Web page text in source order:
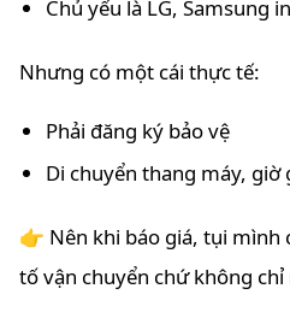
Chủ yếu là LG, Samsung
Nhưng có một cái thực tế:
Phải đăng ký bảo vệ
Di chuyển thang máy, giờ
👉 Nên khi báo giá, tụi mình
tố vận chuyển chứ không